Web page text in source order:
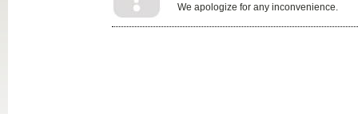
We apologize for any inconvenience.